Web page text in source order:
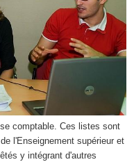
comptable. Ces listes sont
l'Enseignement supérieur et
y intégrant d'autres